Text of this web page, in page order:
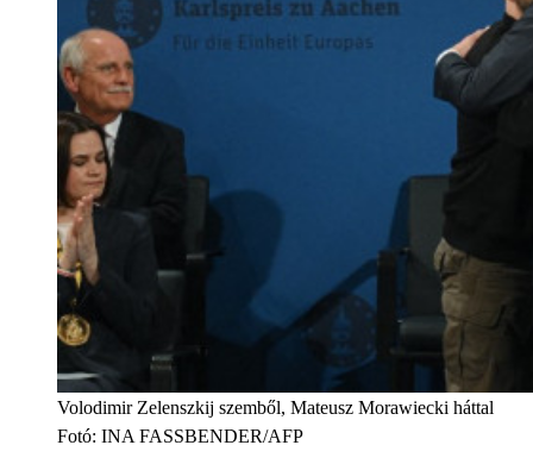
Volodimir Zelenszkij szemből, Mateusz Morawiecki háttal
Fotó: INA FASSBENDER/AFP